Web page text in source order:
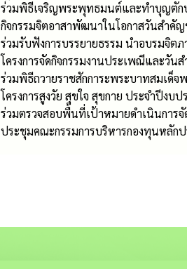
ร่วมพิธีเจริญพระพุทธมนต์และทำบุญตักบ
กิจกรรมจิตอาสาพัฒนาในโอกาสวันสำคั
ร่วมรับฟังการบรรยายธรรม นำอบรมจิต
โครงการจัดกิจกรรมงานประเพณีและวั
ร่วมพิธีถวายราชสักการะพระบาทสมเด็จ
โครงการสูงวัย สุขใจ สุขกาย ประจำปีง
ร่วมตรวจสอบพื้นที่เป้าหมายดำเนินการ
ประชุมคณะกรรมการบริหารกองทุนหลัก